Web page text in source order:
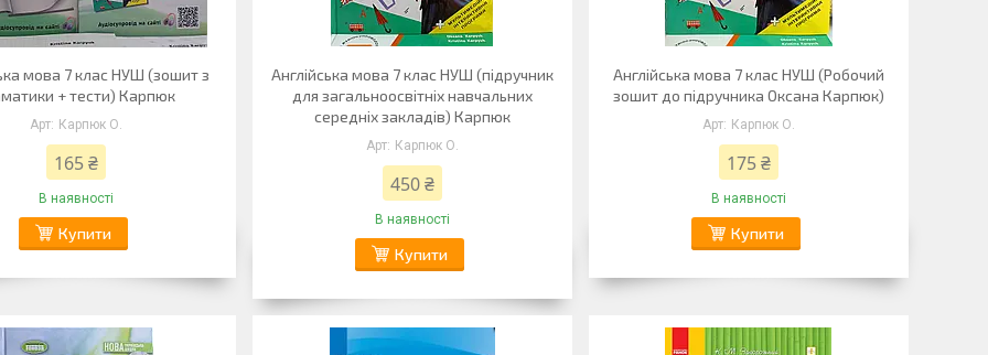
мова 7 клас НУШ (зошит з
+ тести) Карпюк
Карпюк О.
165 ₴
В наявності
Купити
Англійська мова 7 клас НУШ (підручник
для загальноосвітніх навчальних
середніх закладів) Карпюк
Карпюк О.
450 ₴
В наявності
Купити
Англійська мова 7 клас НУШ (Робочий
зошит до підручника Оксана Карпюк)
Карпюк О.
175 ₴
В наявності
Купити